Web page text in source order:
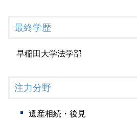
最終学歴
早稲田大学法学部
注力分野
遺産相続・後見